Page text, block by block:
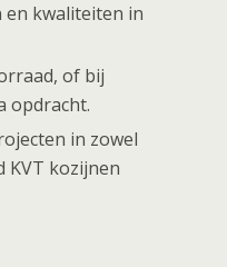
kwaliteiten in
of bij
opdracht.
in zowel
KVT kozijnen